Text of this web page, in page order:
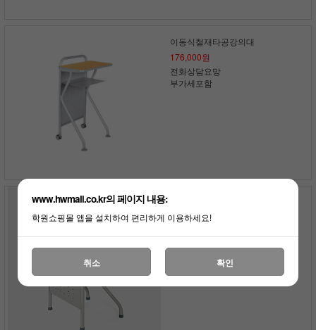
이동식철재타공강의대
176,000원
전화상담요망
부가세포함
119,900원
www.hwmall.co.kr의 페이지 내용:
학원쇼핑몰 앱을 설치하여 편리하게 이용하세요!
취소 확인